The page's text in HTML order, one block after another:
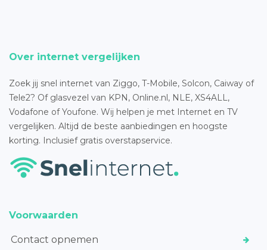
Over internet vergelijken
Zoek jij snel internet van Ziggo, T-Mobile, Solcon, Caiway of
Tele2? Of glasvezel van KPN, Online.nl, NLE, XS4ALL,
Vodafone of Youfone. Wij helpen je met Internet en TV
vergelijken. Altijd de beste aanbiedingen en hoogste
korting. Inclusief gratis overstapservice.
Voorwaarden
Contact opnemen